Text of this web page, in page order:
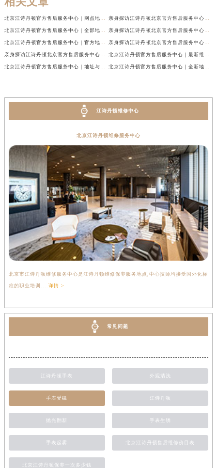
江诗丹顿维修中心
北京江诗丹顿维修服务中心
北京市江诗丹顿维修服务中心是江诗丹顿维修保养服务地点,中心技师均接受国外化标
准的职业培训....详情 >
常见问题
江诗丹顿手表 外观清洗
手表受磁 江诗丹顿
抛光翻新 手表生锈
手表起雾 北京江诗丹顿售后维修价目表
北京江诗丹顿保养一次多少钱